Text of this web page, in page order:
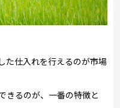
た仕入れを行えるのが市場
きるのが、一番の特徴と